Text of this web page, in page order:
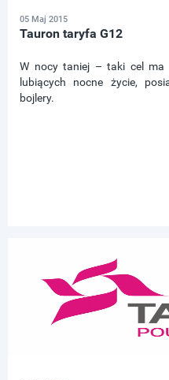
05 Maj 2015
Tauron taryfa G12
W nocy taniej – taki cel
lubiących nocne życie,
bojlery.